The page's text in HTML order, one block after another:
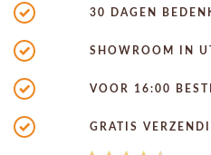
30 DAGEN
SHOWROOM IN
VOOR 16:00
GRATIS